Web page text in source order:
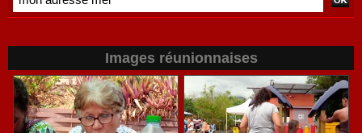
Images réunionnaises